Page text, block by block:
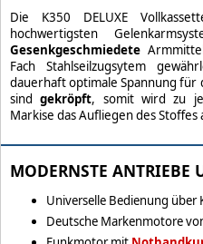
Die K350 DELUXE
hochwertigsten
Gesenkgeschmiedete
Fach Stahlseilzugsytem
dauerhaft optimale Spannung für
sindgekröpft, somit wird zu
Markise das Aufliegen des
MODERNSTE ANTRIEBE
Universelle Bedienung über
Deutsche Markenmotore